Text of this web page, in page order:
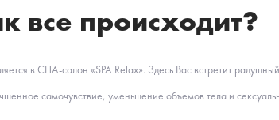
все происходит?
в СПА-салон «SPA Relax». Здесь Вас встретит
самочувствие, уменьшение объемов тела и